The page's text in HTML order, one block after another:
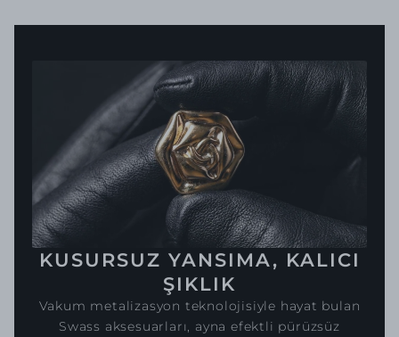
KUSURSUZ YANSIMA, KALICI
ŞIKLIK
Vakum metalizasyon teknolojisiyle hayat bulan
Swass aksesuarları, ayna efektli pürüzsüz